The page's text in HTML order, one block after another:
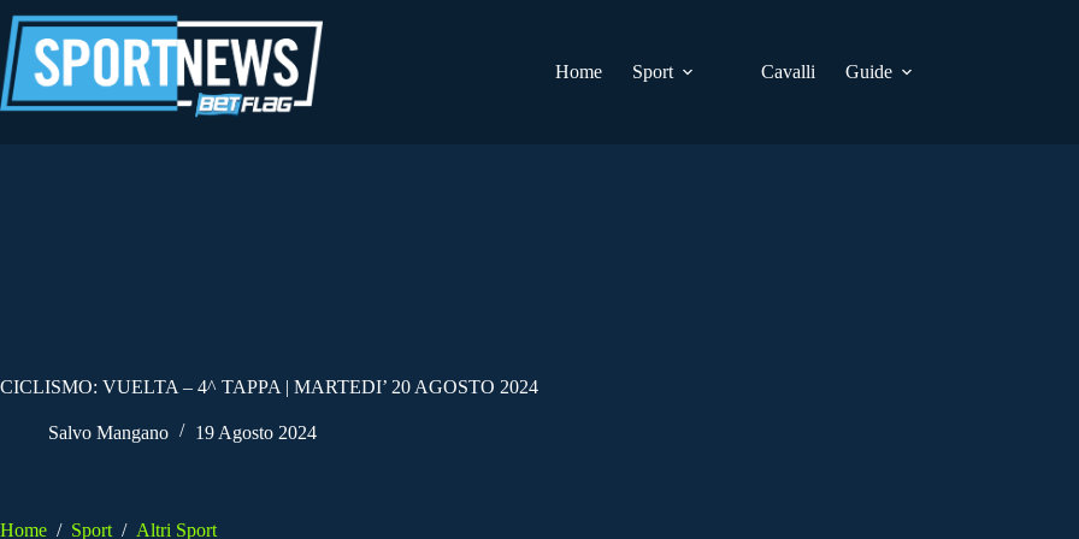
al
contenuto
Home
Sport Cavalli Guide
CICLISMO: VUELTA – 4^ TAPPA | MARTEDI’ 20 AGOSTO 2024
Salvo Mangano 19 Agosto 2024
Home / Sport / Altri Sport